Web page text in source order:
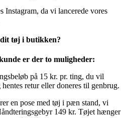
da vi lancerede vores
tøj i butikken?
er der to muligheder:
på 15 kr. pr. ting, du vil
retur eller doneres til genbrug.
en pose med tøj i pæn stand, vi
149 kr. Tøjet hænger